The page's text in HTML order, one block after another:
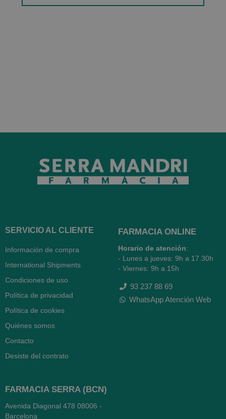
SERVICIO AL CLIENTE
Información de compra
International Shipments
Condiciones de uso
Política de privacidad
Política de cookies
Quiénes somos
Contacto
Desiste del contrato
FARMACIA ONLINE
Horario de atención:
- Lunes a jueves: 9h a 17.30h
- Viernes: 9h a 15h
93 237 88 69
WhatsApp Atención Web
FARMACIA SERRA (BCN)
Avenida Diagonal 478 08006 -
Barcelona